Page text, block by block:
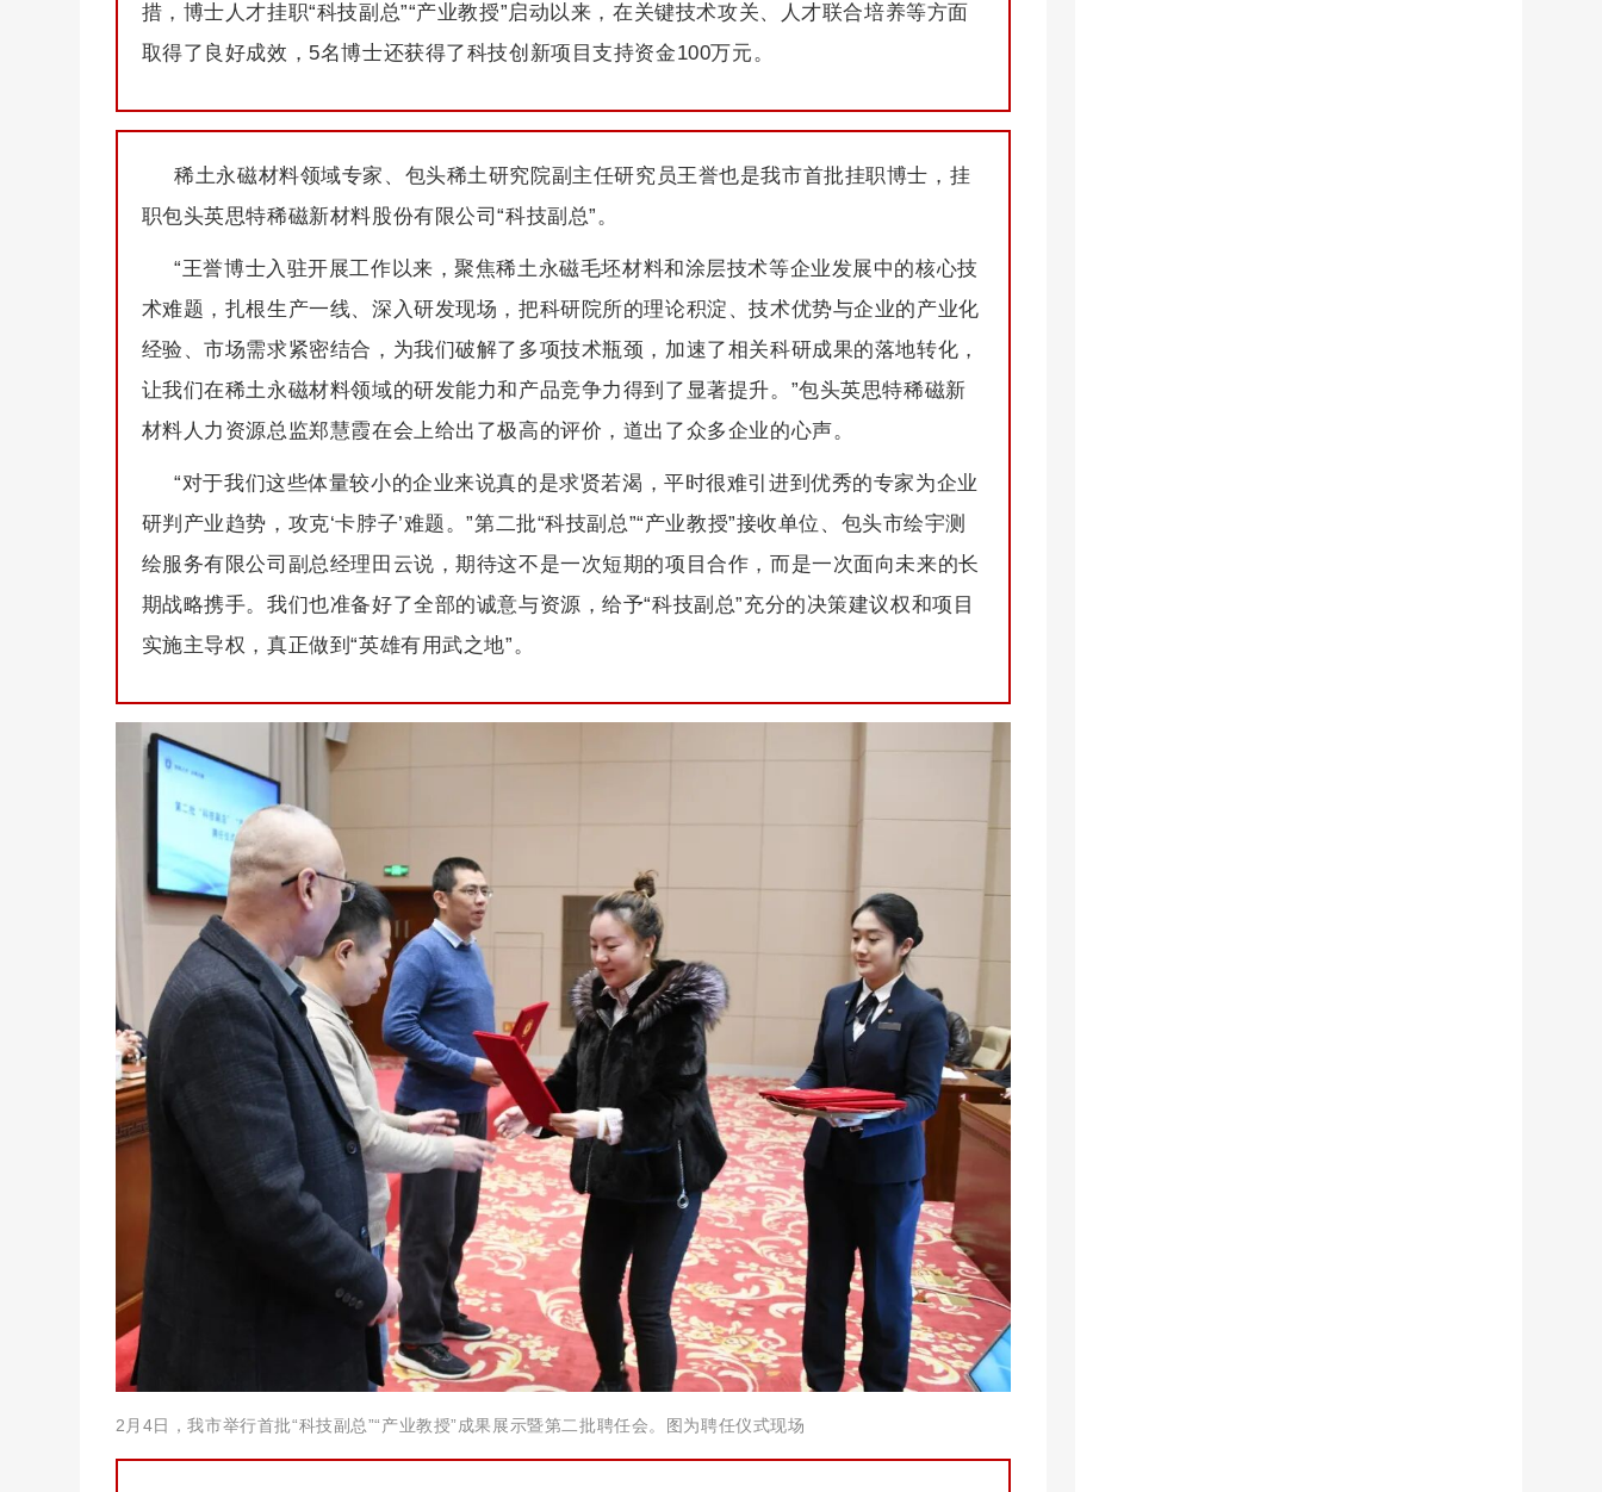
措，博士人才挂职“科技副总”“产业教授”启动以来，在关键技术攻关、人才联合培养等方面
取得了良好成效，5名博士还获得了科技创新项目支持资金100万元。
稀土永磁材料领域专家、包头稀土研究院副主任研究员王誉也是我市首批挂职博士，挂
职包头英思特稀磁新材料股份有限公司“科技副总”。
“王誉博士入驻开展工作以来，聚焦稀土永磁毛坯材料和涂层技术等企业发展中的核心技
术难题，扎根生产一线、深入研发现场，把科研院所的理论积淀、技术优势与企业的产业化
经验、市场需求紧密结合，为我们破解了多项技术瓶颈，加速了相关科研成果的落地转化，
让我们在稀土永磁材料领域的研发能力和产品竞争力得到了显著提升。”包头英思特稀磁新
材料人力资源总监郑慧霞在会上给出了极高的评价，道出了众多企业的心声。
“对于我们这些体量较小的企业来说真的是求贤若渴，平时很难引进到优秀的专家为企业
研判产业趋势，攻克‘卡脖子’难题。”第二批“科技副总”“产业教授”接收单位、包头市绘宇测
绘服务有限公司副总经理田云说，期待这不是一次短期的项目合作，而是一次面向未来的长
期战略携手。我们也准备好了全部的诚意与资源，给予“科技副总”充分的决策建议权和项目
实施主导权，真正做到“英雄有用武之地”。
2月4日，我市举行首批“科技副总”“产业教授”成果展示暨第二批聘任会。图为聘任仪式现场